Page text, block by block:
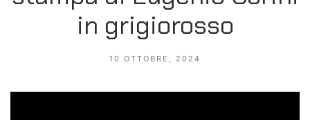
in grigiorosso
10 OTTOBRE, 2024